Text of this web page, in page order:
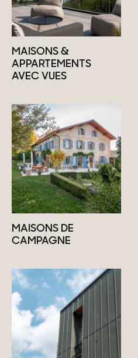
MAISONS &
APPARTEMENTS
AVEC VUES
MAISONS DE
CAMPAGNE